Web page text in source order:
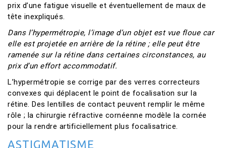
prix d’une fatigue visuelle et éventuellement de maux de
tête inexpliqués.
Dans l’hypermétropie, l’image d’un objet est vue floue car
elle est projetée en arrière de la rétine ; elle peut être
ramenée sur la rétine dans certaines circonstances, au
prix d’un effort accommodatif.
L’hypermétropie se corrige par des verres correcteurs
convexes qui déplacent le point de focalisation sur la
rétine. Des lentilles de contact peuvent remplir le même
rôle ; la chirurgie réfractive cornéenne modèle la cornée
pour la rendre artificiellement plus focalisatrice.
ASTIGMATISME